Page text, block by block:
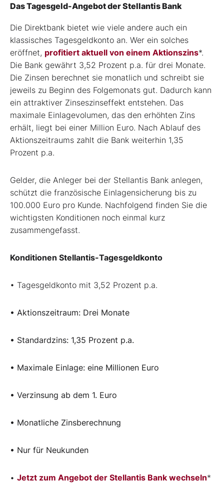
Das Tagesgeld-Angebot der Stellantis Bank
Die Direktbank bietet wie viele andere auch ein
klassisches Tagesgeldkonto an. Wer ein solches
eröffnet, profitiert aktuell von einem Aktionszins*.
Die Bank gewährt 3,52 Prozent p.a. für drei Monate.
Die Zinsen berechnet sie monatlich und schreibt sie
jeweils zu Beginn des Folgemonats gut. Dadurch kann
ein attraktiver Zinseszinseffekt entstehen. Das
maximale Einlagevolumen, das den erhöhten Zins
erhält, liegt bei einer Million Euro. Nach Ablauf des
Aktionszeitraums zahlt die Bank weiterhin 1,35
Prozent p.a.
Gelder, die Anleger bei der Stellantis Bank anlegen,
schützt die französische Einlagensicherung bis zu
100.000 Euro pro Kunde. Nachfolgend finden Sie die
wichtigsten Konditionen noch einmal kurz
zusammengefasst.
Konditionen Stellantis-Tagesgeldkonto
• Tagesgeldkonto mit 3,52 Prozent p.a.
• Aktionszeitraum: Drei Monate
• Standardzins: 1,35 Prozent p.a.
• Maximale Einlage: eine Millionen Euro
• Verzinsung ab dem 1. Euro
• Monatliche Zinsberechnung
• Nur für Neukunden
• Jetzt zum Angebot der Stellantis Bank wechseln*